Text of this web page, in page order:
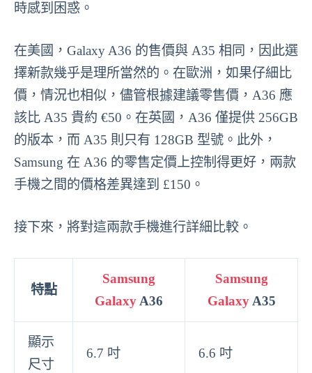
時感到困惑。
在美國，Galaxy A36 的售價與 A35 相同，因此選
擇新款幾乎是理所當然的。在歐洲，如果仔細比
價，情況也相似，儘管根據建議零售價，A36 應
該比 A35 貴約 €50。在英國，A36 僅提供 256GB
的版本，而 A35 則只有 128GB 型號。此外，
Samsung 在 A36 的零售定價上控制得更好，兩款
手機之間的價格差異達到 £150。
接下來，將對這兩款手機進行詳細比較。
特點
Samsung
GalaxyA36
Samsung
GalaxyA35
顯示
尺寸
6.7 吋 6.6 吋